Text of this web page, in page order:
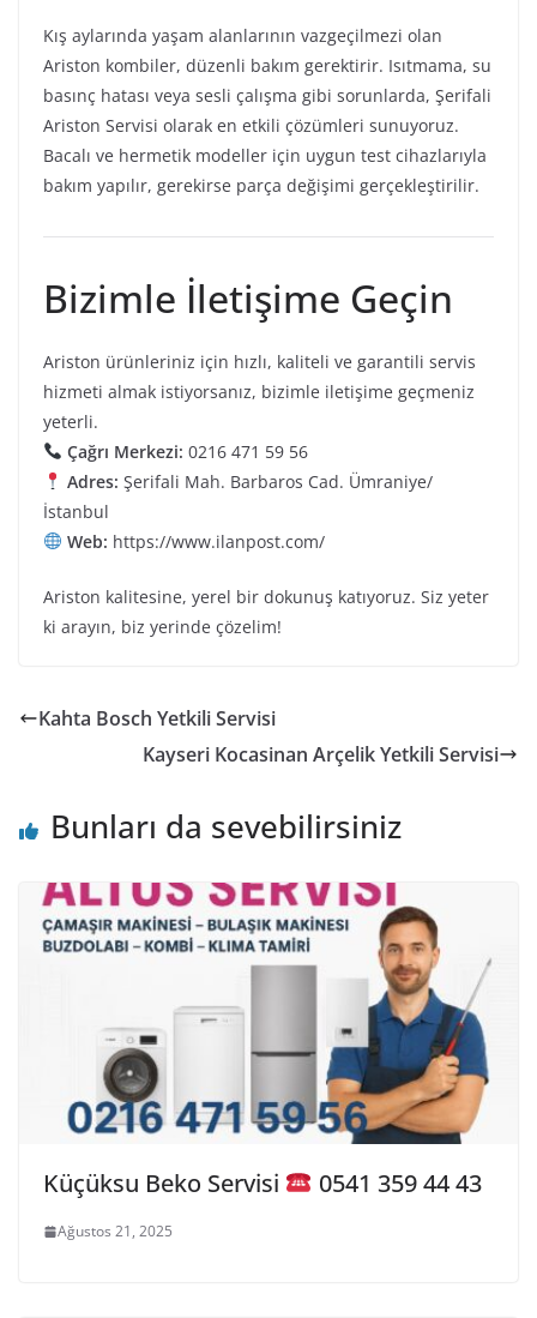
Kış aylarında yaşam alanlarının vazgeçilmezi olan
Ariston kombiler, düzenli bakım gerektirir. Isıtmama, su
basınç hatası veya sesli çalışma gibi sorunlarda, Şerifali
Ariston Servisi olarak en etkili çözümleri sunuyoruz.
Bacalı ve hermetik modeller için uygun test cihazlarıyla
bakım yapılır, gerekirse parça değişimi gerçekleştirilir.
Bizimle İletişime Geçin
Ariston ürünleriniz için hızlı, kaliteli ve garantili servis
hizmeti almak istiyorsanız, bizimle iletişime geçmeniz
yeterli.
Çağrı Merkezi: 0216 471 59 56
Adres: Şerifali Mah. Barbaros Cad. Ümraniye/
İstanbul
Web: https://www.ilanpost.com/
Ariston kalitesine, yerel bir dokunuş katıyoruz. Siz yeter
ki arayın, biz yerinde çözelim!
Kahta Bosch Yetkili Servisi
Kayseri Kocasinan Arçelik Yetkili Servisi
Bunları da sevebilirsiniz
Küçüksu Beko Servisi 0541 359 44 43
Ağustos 21, 2025